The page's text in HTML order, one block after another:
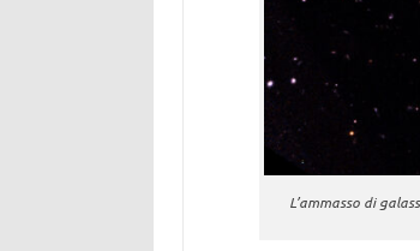
L’ammasso di